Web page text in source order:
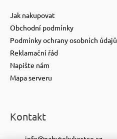
Jak nakupovat
Obchodní podmínky
Podmínky ochrany osobních údajů
Reklamační řád
Napište nám
Mapa serveru
Kontakt